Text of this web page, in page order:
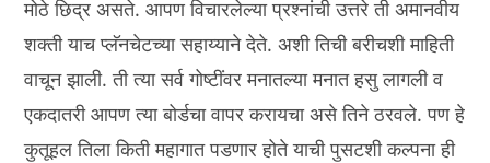
मोठे छिद्र असते. आपण विचारलेल्या प्रश्नांची उत्तरे ती अमानवीय
शक्ती याच प्लॅनचेटच्या सहाय्याने देते. अशी तिची बरीचशी माहिती
वाचून झाली. ती त्या सर्व गोष्टींवर मनातल्या मनात हसु लागली व
एकदातरी आपण त्या बोर्डचा वापर करायचा असे तिने ठरवले. पण हे
कुतूहल तिला किती महागात पडणार होते याची पुसटशी कल्पना ही